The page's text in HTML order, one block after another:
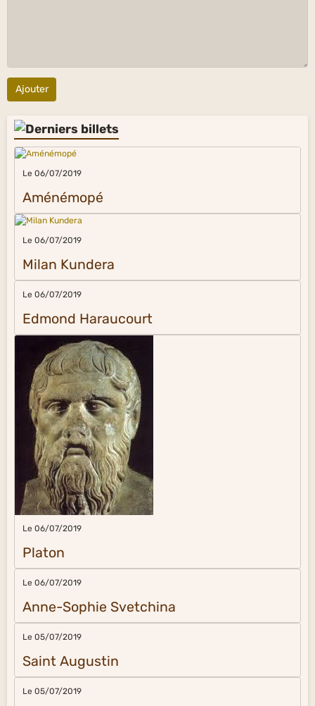
Ajouter
Le 06/07/2019
Aménémopé
Le 06/07/2019
Milan Kundera
Le 06/07/2019
Edmond Haraucourt
Le 06/07/2019
Platon
Le 06/07/2019
Anne-Sophie Svetchina
Le 05/07/2019
Saint Augustin
Le 05/07/2019